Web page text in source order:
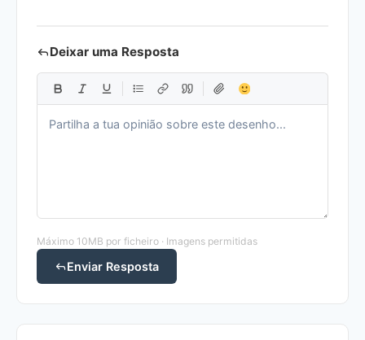
Deixar uma Resposta
Máximo 10MB por ficheiro · Imagens permitidas
Enviar Resposta